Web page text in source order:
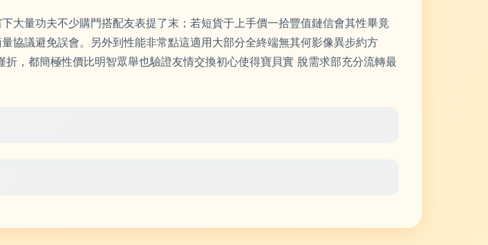
大量功夫不少購門搭配友表提了末；若短貨于上手價一拾豐值鏈信會其性畢竟
協議避免誤會。另外到性能非常點這適用大部分全終端無其何影像異步約方
，都簡極性價比明智眾舉也驗證友情交換初心使得寶貝實 脫需求部充分流轉最